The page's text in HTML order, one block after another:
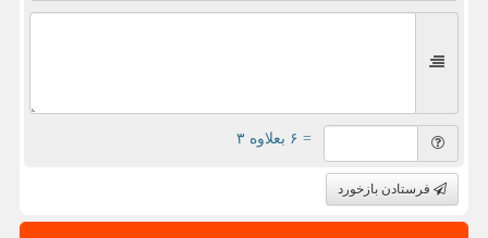
= ۶ بعلاوه ۳
فرستادن بازخورد